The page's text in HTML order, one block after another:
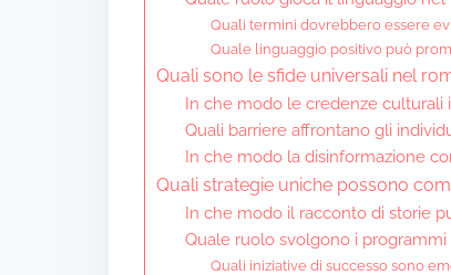
Quali termini dovrebbero essere
Quale linguaggio positivo può
Quali sono le sfide universali nel
In che modo le credenze culturali
Quali barriere affrontano gli
In che modo la disinformazione
Quali strategie uniche possono
In che modo il racconto di storie
Quale ruolo svolgono i
Quali iniziative di successo sono